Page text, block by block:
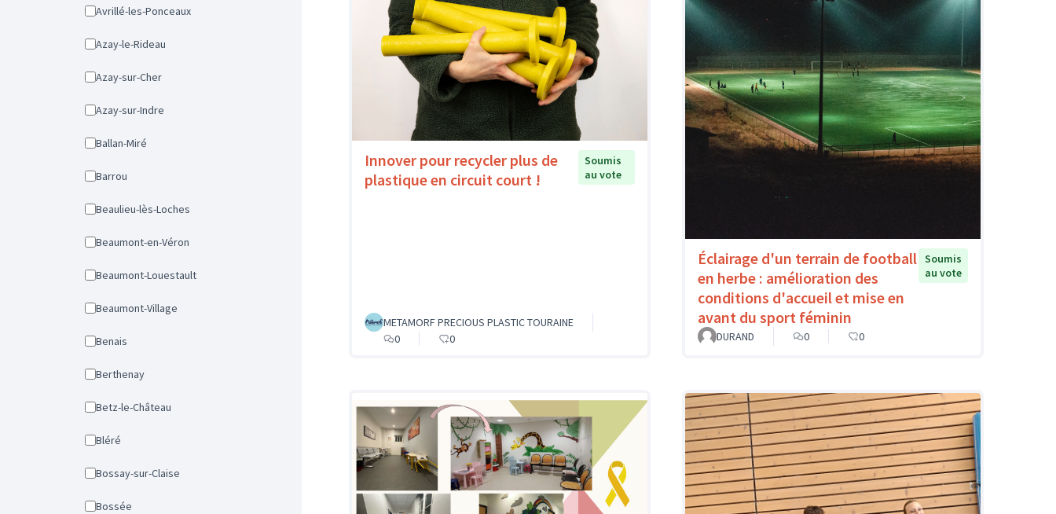
Avrillé-les-Ponceaux
Azay-le-Rideau
Azay-sur-Cher
Azay-sur-Indre
Ballan-Miré
Barrou
Beaulieu-lès-Loches
Beaumont-en-Véron
Beaumont-Louestault
Beaumont-Village
Benais
Berthenay
Betz-le-Château
Bléré
Bossay-sur-Claise
Bossée
Innover pour recycler plus de
plastique en circuit court !
Soumis
au vote
METAMORF PRECIOUS PLASTIC TOURAINE
0
0
Éclairage d'un terrain de football
en herbe : amélioration des
conditions d'accueil et mise en
avant du sport féminin
Soumis
au vote
DURAND 0 0